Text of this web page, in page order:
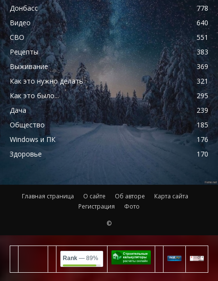
Донбасс
778
Видео
640
СВО
551
Рецепты
383
Выживание
369
Как это нужно делать
321
Как это было...
295
Дача
239
Общество
185
Windows и ПК
176
Здоровье
170
Главная страница О сайте Об авторе
Карта сайта
Регистрация
Фото
©
Rank — 89%